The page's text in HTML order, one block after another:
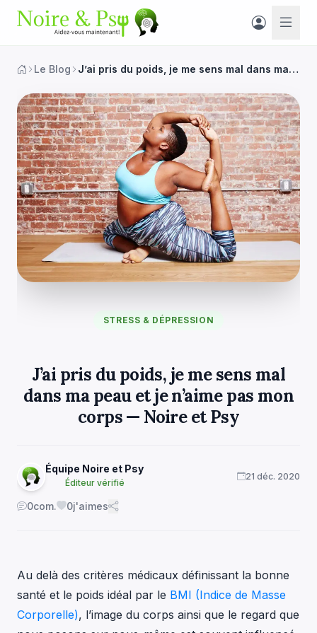
Le Blog J’ai pris du poids, je me sens mal dans ma peau et je n’aime pas mon corps
STRESS & DÉPRESSION
J’ai pris du poids, je me sens mal
dans ma peau et je n’aime pas mon
corps — Noire et Psy
Équipe Noire et Psy
Éditeur vérifié
21 déc. 2020
0com. 0j'aimes
Au delà des critères médicaux définissant la bonne
santé et le poids idéal par le BMI (Indice de Masse
Corporelle), l’image du corps ainsi que le regard que